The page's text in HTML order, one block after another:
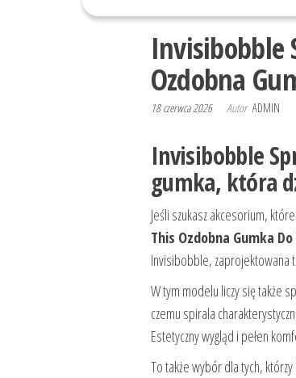
Invisibobble
Ozdobna
18 czerwca 2026 Autor ADMIN
Invisibobble
gumka, która
Jeśli szukasz akcesorium,
This Ozdobna Gumka Do
Invisibobble, zaprojektowana
W tym modelu liczy się także
czemu spirala
Estetyczny wygląd i pełen
To także wybór dla tych,